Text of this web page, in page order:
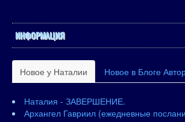
ИНФОРМАЦИЯ
Новое у Наталии Новое в Блоге
Наталия - ЗАВЕРШЕНИЕ.
Архангел Гавриил (ежедневные